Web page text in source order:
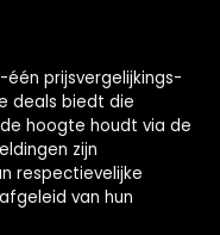
prijsvergelijkings-
deals biedt die
hoogte houdt via de
zijn
respectievelijke
van hun